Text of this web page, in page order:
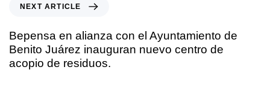
NEXT ARTICLE
Bepensa en alianza con el Ayuntamiento de
Benito Juárez inauguran nuevo centro de
acopio de residuos.